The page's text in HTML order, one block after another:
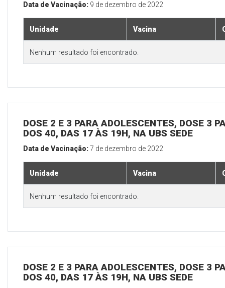
Data de Vacinação: 9 de dezembro de 2022
Unidade Vacina
Nenhum resultado foi encontrado.
DOSE 2 E 3 PARA ADOLESCENTES, DOSE 3
DOS 40, DAS 17 ÀS 19H, NA UBS SEDE
Data de Vacinação:7 de dezembro de 2022
Unidade Vacina
Nenhum resultado foi encontrado.
DOSE 2 E 3 PARA ADOLESCENTES, DOSE 3
DOS 40, DAS 17 ÀS 19H, NA UBS SEDE